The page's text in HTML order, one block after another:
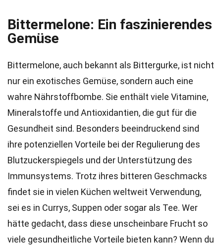
Bittermelone: Ein faszinierendes
Gemüse
Bittermelone, auch bekannt als Bittergurke, ist nicht
nur ein exotisches Gemüse, sondern auch eine
wahre Nährstoffbombe. Sie enthält viele Vitamine,
Mineralstoffe und Antioxidantien, die gut für die
Gesundheit sind. Besonders beeindruckend sind
ihre potenziellen Vorteile bei der Regulierung des
Blutzuckerspiegels und der Unterstützung des
Immunsystems. Trotz ihres bitteren Geschmacks
findet sie in vielen Küchen weltweit Verwendung,
sei es in Currys, Suppen oder sogar als Tee. Wer
hätte gedacht, dass diese unscheinbare Frucht so
viele gesundheitliche Vorteile bieten kann? Wenn du